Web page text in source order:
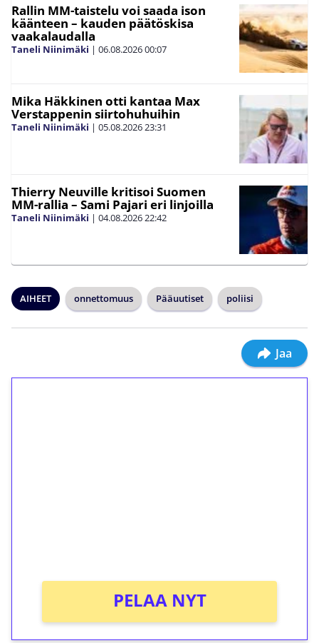
Rallin MM-taistelu voi saada ison
käänteen – kauden päätöskisa
vaakalaudalla
Taneli Niinimäki | 06.08.202600:07
Mika Häkkinen otti kantaa Max
Verstappenin siirtohuhuihin
Taneli Niinimäki | 05.08.202623:31
Thierry Neuville kritisoi Suomen
MM-rallia – Sami Pajari eri linjoilla
Taneli Niinimäki | 04.08.202622:42
AIHEET onnettomuus Pääuutiset poliisi
Jaa
PELAA NYT